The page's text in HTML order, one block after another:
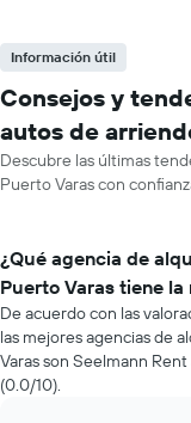
Información útil
Consejos y
autos de
Descubre las últimas
Puerto Varas con
¿Qué agencia de
Puerto Varas tiene
De acuerdo con las
las mejores agencias de
Varas son Seelmann
(0.0/10).